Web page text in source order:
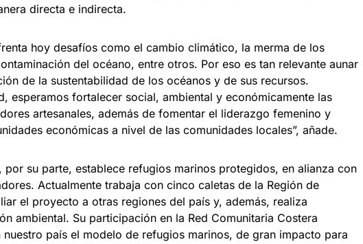
directa e indirecta.
hoy desafíos como el cambio climático, la merma de los
del océano, entre otros. Por eso es tan relevante aunar
de la sustentabilidad de los océanos y de sus recursos.
esperamos fortalecer social, ambiental y económicamente las
artesanales, además de fomentar el liderazgo femenino y
económicas a nivel de las comunidades locales”, añade.
por su parte, establece refugios marinos protegidos, en alianza con
Actualmente trabaja con cinco caletas de la Región de
el proyecto a otras regiones del país y, además, realiza
ambiental. Su participación en la Red Comunitaria Costera
país el modelo de refugios marinos, de gran impacto para